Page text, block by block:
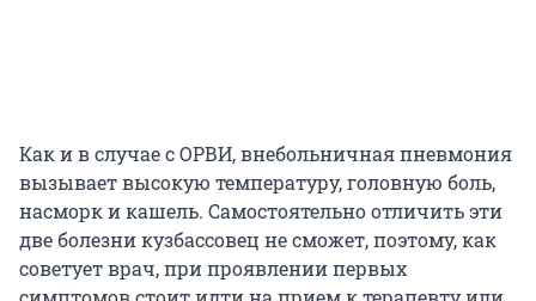
Как и в случае с ОРВИ, внебольничная пневмония
вызывает высокую температуру, головную боль,
насморк и кашель. Самостоятельно отличить эти
две болезни кузбассовец не сможет, поэтому, как
советует врач, при проявлении первых